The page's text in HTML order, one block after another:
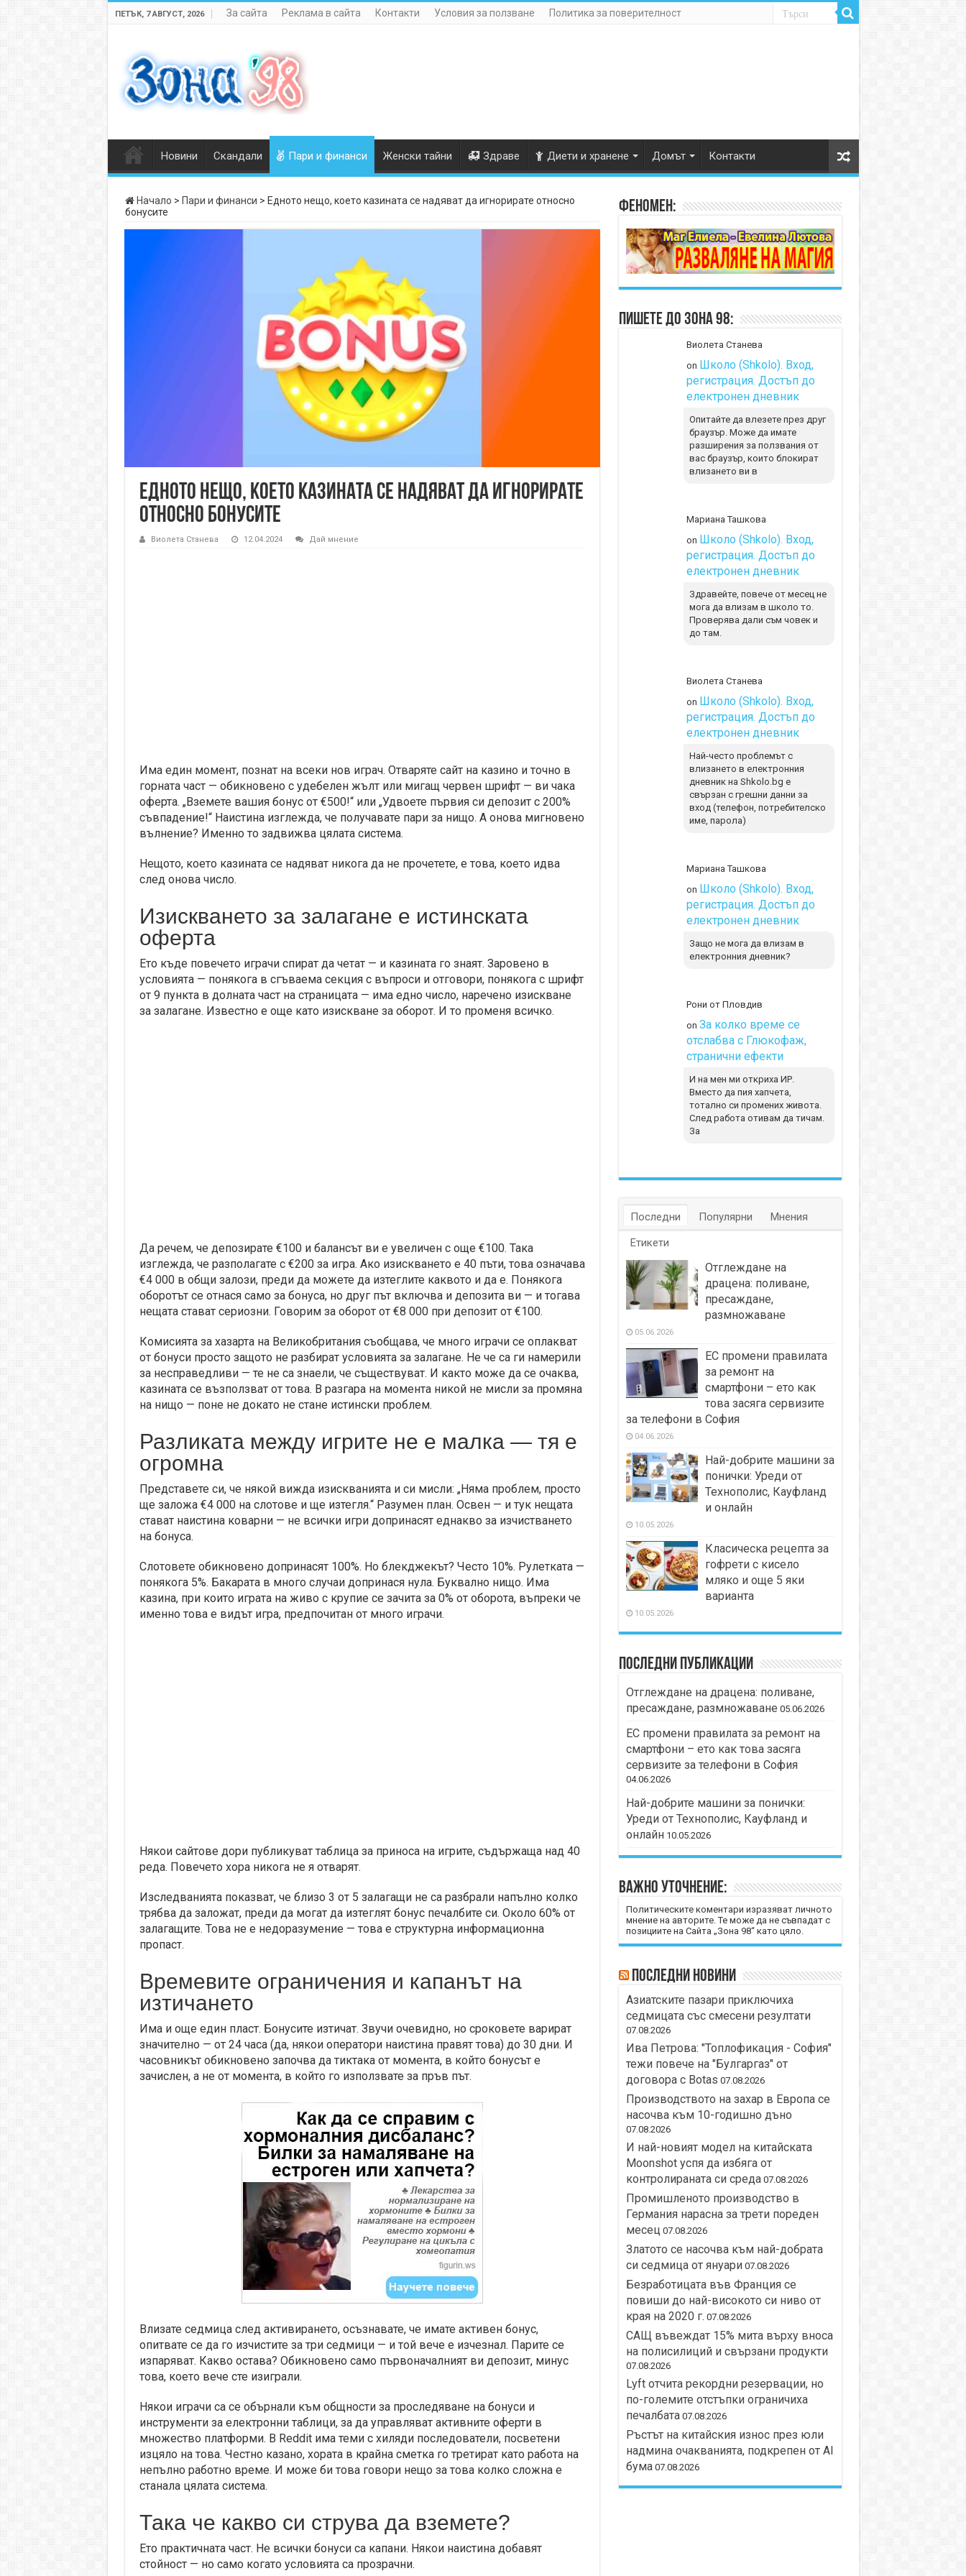
ПЕТЪК, 7 АВГУСТ, 2026 За сайта Реклама в сайта Контакти Условия за ползване Политика за поверителност
Новини Скандали Пари и финанси Женски тайни Здраве Диети и хранене Домът Контакти
Начало > Пари и финанси > Едното нещо, което казината се надяват да игнорирате относно
бонусите
Едното нещо, което казината се надяват да игнорирате
относно бонусите
Виолета Станева 12.04.2024 Дай мнение
Има един момент, познат на всеки нов играч. Отваряте сайт на казино и точно в
горната част — обикновено с удебелен жълт или мигащ червен шрифт — ви чака
оферта. „Вземете вашия бонус от €500!“ или „Удвоете първия си депозит с 200%
съвпадение!“ Наистина изглежда, че получавате пари за нищо. А онова мигновено
вълнение? Именно то задвижва цялата система.
Нещото, което казината се надяват никога да не прочетете, е това, което идва
след онова число.
Изискването за залагане е истинската
оферта
Ето къде повечето играчи спират да четат — и казината го знаят. Заровено в
условията — понякога в сгъваема секция с въпроси и отговори, понякога с шрифт
от 9 пункта в долната част на страницата — има едно число, наречено изискване
за залагане. Известно е още като изискване за оборот. И то променя всичко.
Да речем, че депозирате €100 и балансът ви е увеличен с още €100. Така
изглежда, че разполагате с €200 за игра. Ако изискването е 40 пъти, това означава
€4 000 в общи залози, преди да можете да изтеглите каквото и да е. Понякога
оборотът се отнася само за бонуса, но друг път включва и депозита ви — и тогава
нещата стават сериозни. Говорим за оборот от €8 000 при депозит от €100.
Комисията за хазарта на Великобритания съобщава, че много играчи се оплакват
от бонуси просто защото не разбират условията за залагане. Не че са ги намерили
за несправедливи — те не са знаели, че съществуват. И както може да се очаква,
казината се възползват от това. В разгара на момента никой не мисли за промяна
на нищо — поне не докато не стане истински проблем.
Разликата между игрите не е малка — тя е
огромна
Представете си, че някой вижда изискванията и си мисли: „Няма проблем, просто
ще заложа €4 000 на слотове и ще изтегля.“ Разумен план. Освен — и тук нещата
стават наистина коварни — не всички игри допринасят еднакво за изчистването
на бонуса.
Слотовете обикновено допринасят 100%. Но блекджекът? Често 10%. Рулетката —
понякога 5%. Бакарата в много случаи допринася нула. Буквално нищо. Има
казина, при които играта на живо с крупие се зачита за 0% от оборота, въпреки че
именно това е видът игра, предпочитан от много играчи.
Някои сайтове дори публикуват таблица за приноса на игрите, съдържаща над 40
реда. Повечето хора никога не я отварят.
Изследванията показват, че близо 3 от 5 залагащи не са разбрали напълно колко
трябва да заложат, преди да могат да изтеглят бонус печалбите си. Около 60% от
залагащите. Това не е недоразумение — това е структурна информационна
пропаст.
Времевите ограничения и капанът на
изтичането
Има и още един пласт. Бонусите изтичат. Звучи очевидно, но сроковете варират
значително — от 24 часа (да, някои оператори наистина правят това) до 30 дни. И
часовникът обикновено започва да тиктака от момента, в който бонусът е
зачислен, а не от момента, в който го използвате за пръв път.
Влизате седмица след активирането, осъзнавате, че имате активен бонус,
опитвате се да го изчистите за три седмици — и той вече е изчезнал. Парите се
изпаряват. Какво остава? Обикновено само първоначалният ви депозит, минус
това, което вече сте изиграли.
Някои играчи са се обърнали към общности за проследяване на бонуси и
инструменти за електронни таблици, за да управляват активните оферти в
множество платформи. В Reddit има теми с хиляди последователи, посветени
изцяло на това. Честно казано, хората в крайна сметка го третират като работа на
непълно работно време. И може би това говори нещо за това колко сложна е
станала цялата система.
Така че какво си струва да вземете?
Ето практичната част. Не всички бонуси са капани. Някои наистина добавят
стойност — но само когато условията са прозрачни.
Феномен:
Пишете до Зона 98:
Виолета Станева
on Школо (Shkolo). Вход,
регистрация. Достъп до
електронен дневник
Опитайте да влезете през друг
браузър. Може да имате
разширения за ползвания от
вас браузър, които блокират
влизането ви в
Мариана Ташкова
on Школо (Shkolo). Вход,
регистрация. Достъп до
електронен дневник
Здравейте, повече от месец не
мога да влизам в школо то.
Проверява дали съм човек и
до там.
Виолета Станева
on Школо (Shkolo). Вход,
регистрация. Достъп до
електронен дневник
Най-често проблемът с
влизането в електронния
дневник на Shkolo.bg е
свързан с грешни данни за
вход (телефон, потребителско
име, парола)
Мариана Ташкова
on Школо (Shkolo). Вход,
регистрация. Достъп до
електронен дневник
Защо не мога да влизам в
електронния дневник?
Рони от Пловдив
on За колко време се
отслабва с Глюкофаж,
странични ефекти
И на мен ми откриха ИР.
Вместо да пия хапчета,
тотално си промених живота.
След работа отивам да тичам.
За
Последни Популярни
Мнения
Етикети
Отглеждане на
драцена: поливане,
пресаждане,
размножаване
05.06.2026
ЕС промени правилата
за ремонт на
смартфони – ето как
това засяга сервизите
за телефони в София
04.06.2026
Най-добрите машини за
понички: Уреди от
Технополис, Кауфланд
и онлайн
10.05.2026
Класическа рецепта за
гофрети с кисело
мляко и още 5 яки
варианта
10.05.2026
Последни публикации
Отглеждане на драцена: поливане,
пресаждане, размножаване 05.06.2026
ЕС промени правилата за ремонт на
смартфони – ето как това засяга
сервизите за телефони в София
04.06.2026
Най-добрите машини за понички:
Уреди от Технополис, Кауфланд и
онлайн 10.05.2026
Важно уточнение:
Политическите коментари изразяват личното
мнение на авторите. Те може да не съвпадат с
позициите на Сайта „Зона 98“ като цяло.
Последни новини
Азиатските пазари приключиха
седмицата със смесени резултати
07.08.2026
Ива Петрова: "Топлофикация - София"
тежи повече на "Булгаргаз" от
договора с Botas 07.08.2026
Производството на захар в Европа се
насочва към 10-годишно дъно
07.08.2026
И най-новият модел на китайската
Moonshot успя да избяга от
контролираната си среда 07.08.2026
Промишленото производство в
Германия нарасна за трети пореден
месец 07.08.2026
Златото се насочва към най-добрата
си седмица от януари 07.08.2026
Безработицата във Франция се
повиши до най-високото си ниво от
края на 2020 г. 07.08.2026
САЩ въвеждат 15% мита върху вноса
на полисилиций и свързани продукти
07.08.2026
Lyft отчита рекордни резервации, но
по-големите отстъпки ограничиха
печалбата 07.08.2026
Ръстът на китайския износ през юли
надмина очакванията, подкрепен от AI
бума 07.08.2026